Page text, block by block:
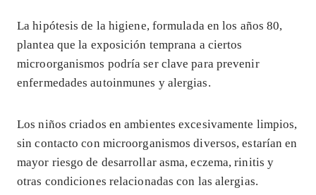
La hipótesis de la higiene, formulada en los años 80,
plantea que la exposición temprana a ciertos
microorganismos podría ser clave para prevenir
enfermedades autoinmunes y alergias.
Los niños criados en ambientes excesivamente limpios,
sin contacto con microorganismos diversos, estarían en
mayor riesgo de desarrollar asma, eczema, rinitis y
otras condiciones relacionadas con las alergias.